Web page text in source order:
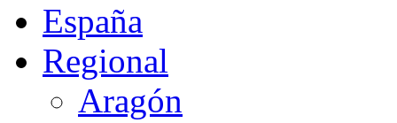
España
Regional
Aragón